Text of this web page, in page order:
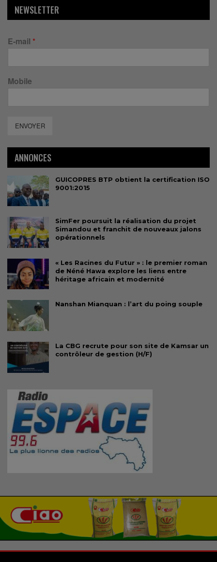
NEWSLETTER
E-mail *
Mobile
ENVOYER
ANNONCES
GUICOPRES BTP obtient la certification ISO
9001:2015
SimFer poursuit la réalisation du projet
Simandou et franchit de nouveaux jalons
opérationnels
« Les Racines du Futur » : le premier roman
de Néné Hawa explore les liens entre
héritage africain et modernité
Nanshan Mianquan : l’art du poing souple
La CBG recrute pour son site de Kamsar un
contrôleur de gestion (H/F)